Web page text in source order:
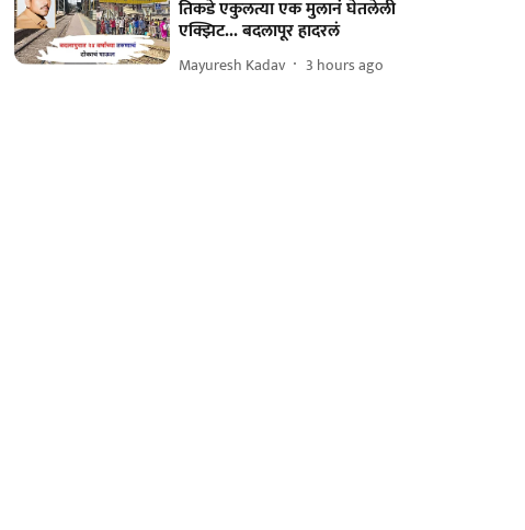
तिकडे एकुलत्या एक मुलानं घेतलेली
एक्झिट... बदलापूर हादरलं
Mayuresh Kadav 3 hours ago